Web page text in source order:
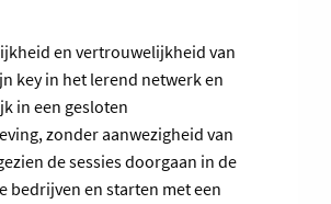
en vertrouwelijkheid van
key in het lerend netwerk en
in een gesloten
zonder aanwezigheid van
de sessies doorgaan in de
bedrijven en starten met een